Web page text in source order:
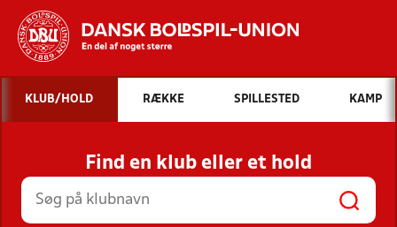
Hvad vil du søge efter?
INDHOLD OG NYHEDER
STILLINGER, RESULTATER, KLUBBER OG
HOLD
KLUB/HOLD RÆKKE SPILLESTED KAMP
Find en klub eller et hold